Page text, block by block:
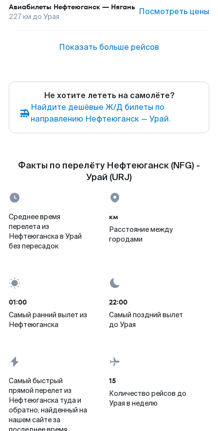
Авиабилеты Нефтеюганск — Нягань
227км до Урая Посмотреть цены
Показать больше рейсов
Не хотите лететь на самолёте?
Найдите дешёвые Ж/Д билеты по
направлению Нефтеюганск — Урай.
Факты по перелёту Нефтеюганск (NFG) -
Урай (URJ)
Среднее время
перелета из
Нефтеюганска в Урай
без пересадок
км
Расстояние между
городами
01:00
Самый ранний вылет из
Нефтеюганска
22:00
Самый поздний вылет
до Урая
Самый быстрый
прямой перелет из
Нефтеюганска туда и
обратно, найденный на
нашем сайте за
15
Количество рейсов до
Урая в неделю